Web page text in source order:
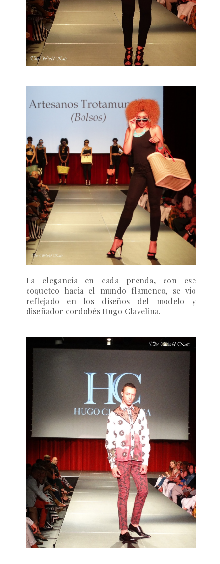
La elegancia en cada prenda, con ese
coqueteo hacia el mundo flamenco, se vio
reflejado en los diseños del modelo y
diseñador cordobés Hugo Clavelina.